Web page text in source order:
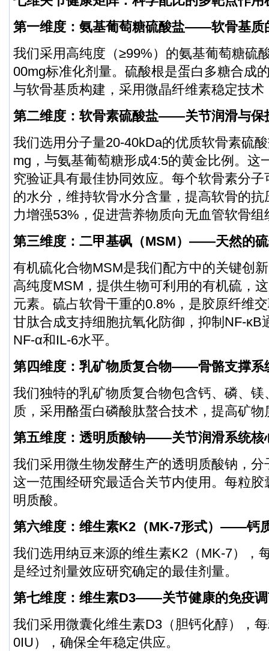
第一维度：氨基葡萄糖硫酸盐——软骨基质
我们采用高纯度（≥99%）的氨基葡萄糖硫
00mg标准化剂量。硫酸根是蛋白多糖合成
与软骨基质构建，采用微晶纤维素稳定技
第二维度：软骨素硫酸盐——关节润滑与保
我们选用分子量20-40kDa的优质软骨素硫
mg，与氨基葡萄糖形成4:5的黄金比例。这
究验证具有最佳协同效应。每个软骨素分
的水分，维持软骨水分含量，提高软骨的
力增强53%，促进营养物质向无血管软骨组
第三维度：二甲基砜（MSM）——天然的
有机硫化合物MSM是我们配方中的关键创
高纯度MSM，提供生物可利用的有机硫，
元素。硫占软骨干重的0.8%，是胶原纤维
甘肽合成支持细胞抗氧化防御，抑制NF-κB
NF-α和IL-6水平。
第四维度：乳矿物质复合物——骨骼支撑系
我们独特的乳矿物质复合物包含钙、磷、
质，采用酪蛋白磷酸肽螯合技术，提高矿
第五维度：透明质酸钠——关节润滑系统核
我们采用微生物发酵生产的透明质酸钠，分
这一范围经研究最适合关节内使用。每粒胶
明质酸。
第六维度：维生素K2（MK-7形式）——钙
我们选用纳豆来源的维生素K2（MK-7），
是经过剂量效应研究确定的最佳剂量。
第七维度：维生素D3——关节健康的免疫
我们采用微囊化维生素D3（胆钙化醇），
0IU），确保全年稳定供应。